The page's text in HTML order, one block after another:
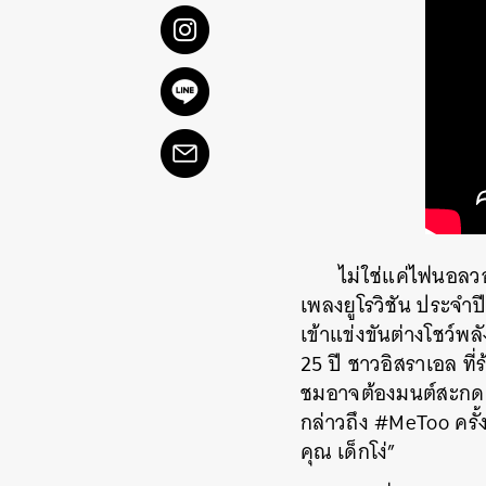
ไม่ใช่แค่ไฟนอล
เพลงยูโรวิชัน ประจ
เข้าแข่งขันต่างโชว์พ
25 ปี ชาวอิสราเอล
ชมอาจต้องมนต์สะกด
กล่าวถึง #MeToo ค
คุณ เด็กโง่”